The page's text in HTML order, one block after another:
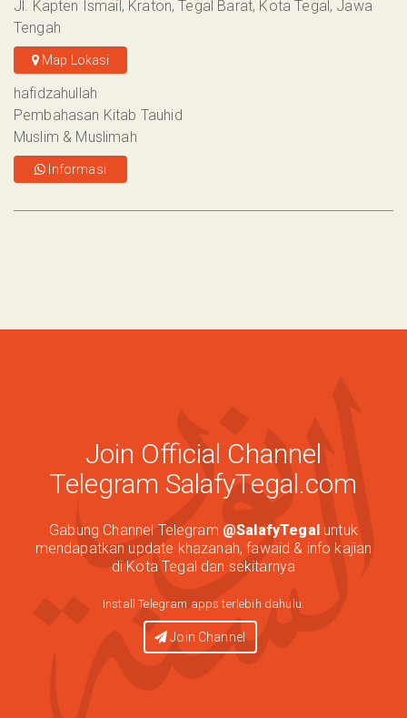
Jl. Kapten Ismail, Kraton, Tegal Barat, Kota Tegal, Jawa
Tengah
Map Lokasi
hafidzahullah
Pembahasan Kitab Tauhid
Muslim & Muslimah
Informasi
Join Official Channel
Telegram SalafyTegal.com
Gabung Channel Telegram @SalafyTegaluntuk
mendapatkan update khazanah, fawaid & info kajian
di Kota Tegal dan sekitarnya
Install Telegram apps terlebih dahulu.
Join Channel